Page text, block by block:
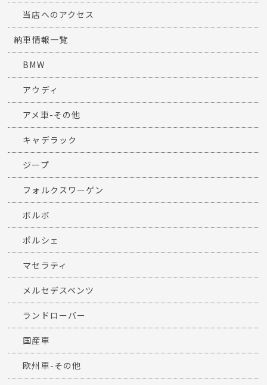
当店へのアクセス
納車情報一覧
BMW
アウディ
アメ車-その他
キャデラック
ジープ
フォルクスワーゲン
ボルボ
ポルシェ
マセラティ
メルセデスベンツ
ランドローバー
国産車
欧州車-その他